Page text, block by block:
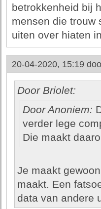
betrokkenheid bij
mensen die trouw
uiten over hiaten
20-04-2020, 15:19
Door Briolet:
Door Anoniem:
verder lege
Die maakt
Je maakt
maakt. Een
data van andere